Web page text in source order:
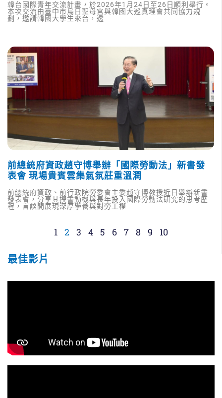
韓台國際青年交流計畫，於2026年1月24日至26日順利舉行。
本次交流由臺中市烏日聖母宮與韓國大巡真理會共同協力規
劃，邀請韓國大學生來台，透
前總統府資政趙守博舉辦「國際勞動法」新書發
表會 現場貴賓雲集氣氛莊重溫潤
前總統府資政、前行政院勞委會主委趙守博教授近日舉辦新書
發表會，分享其撰書動機與長年投入國際勞動法研究的思考歷
程，言談間展現深厚學養與對勞工權
1 2 3 4 5 6 7 8 9 10
最佳影片